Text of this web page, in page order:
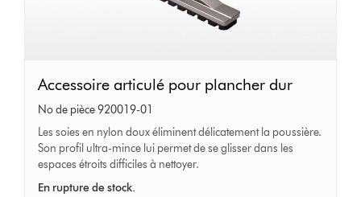
Accessoire
articulé
pour
plancher
dur
Accessoire articulé pour plancher dur
No de pièce 920019-01
Les soies en nylon doux éliminent délicatement la poussière.
Son profil ultra-mince lui permet de se glisser dans les
espaces étroits difficiles à nettoyer.
En rupture de stock.